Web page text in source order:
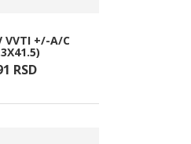
VVTI +/-A/C
RSD